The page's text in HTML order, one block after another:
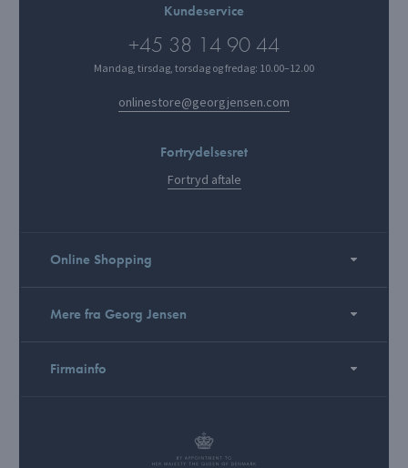
Kundeservice
+45 38 14 90 44
Mandag, tirsdag, torsdag og fredag: 10.00–12.00
onlinestore@georgjensen.com
Fortrydelsesret
Fortryd aftale
Online Shopping
Mere fra Georg Jensen
Firmainfo